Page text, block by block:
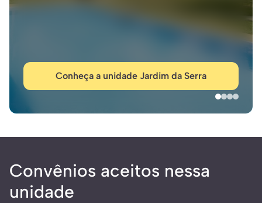
Conheça a unidade Jardim da Serra
Convênios aceitos nessa
unidade